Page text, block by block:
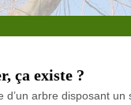
ça existe ?
d’un arbre disposant